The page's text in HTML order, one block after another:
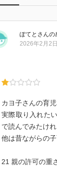
ぽてと さんの
2026年2月2日
カヨ子さんの育
実際取り入れた
で読んでみたけ
他は昔ながらの
21 親の許可の重